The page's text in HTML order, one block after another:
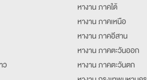
ว
หางาน ภาคใต้
หางาน ภาคเหนือ
หางาน ภาคอีสาน
หางาน ภาคตะวันออก
หางาน ภาคตะวันตก